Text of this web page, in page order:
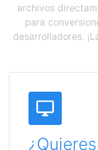
archivos
para
desarrolladores.